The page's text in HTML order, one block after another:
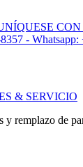
-
& SERVICIO
y remplazo de